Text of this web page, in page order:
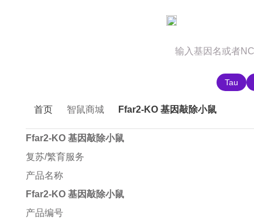
Tau
首页 智鼠商城 Ffar2-KO 基因敲除小鼠
Ffar2-KO 基因敲除小鼠
复苏/繁育服务
产品名称
Ffar2-KO 基因敲除小鼠
产品编号